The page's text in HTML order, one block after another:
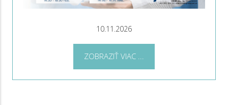
10.11.2026
ZOBRAZIŤ VIAC ...